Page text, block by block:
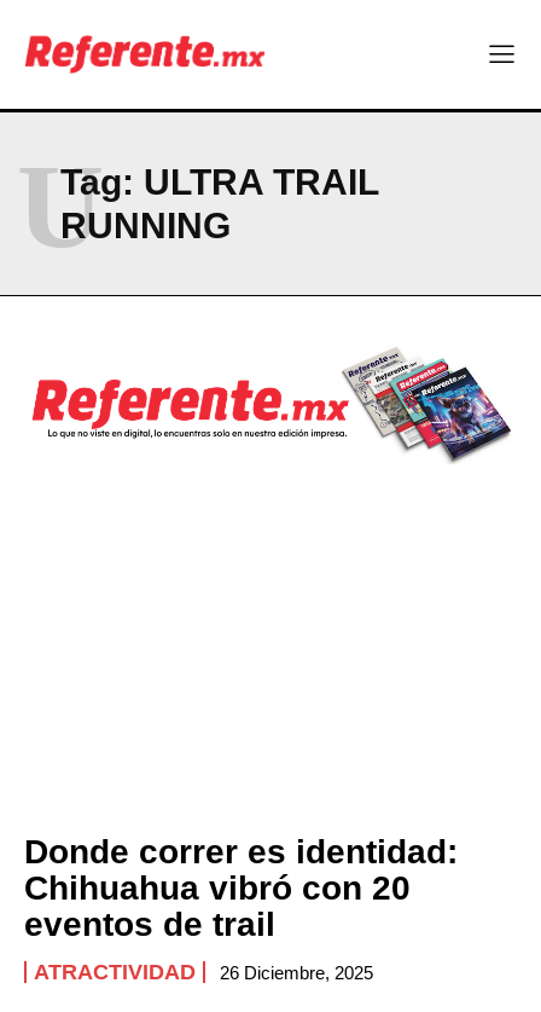
Company
ABOUT
PRIVACY POLICY
NEWSLETTER
Tag: ULTRA TRAIL
RUNNING
U
Donde correr es identidad:
Chihuahua vibró con 20
eventos de trail
ATRACTIVIDAD 26 Diciembre, 2025